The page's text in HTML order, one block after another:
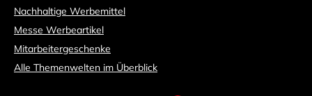
Nachhaltige Werbemittel
Messe Werbeartikel
Mitarbeitergeschenke
Alle Themenwelten im Überblick